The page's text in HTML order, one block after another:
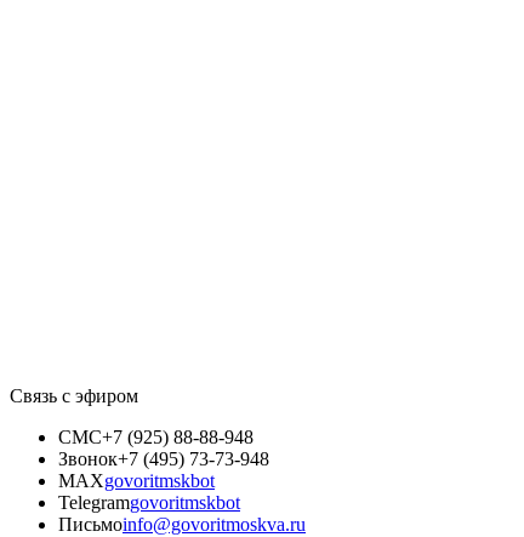
Связь с эфиром
СМС+7 (925) 88-88-948
Звонок+7 (495) 73-73-948
MAXgovoritmskbot
Telegramgovoritmskbot
Письмоinfo@govoritmoskva.ru